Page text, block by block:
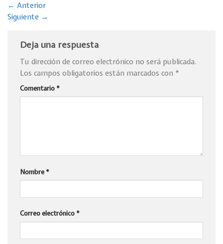
← Anterior
Siguiente →
Deja una respuesta
Tu dirección de correo electrónico no será publicada.
Los campos obligatorios están marcados con *
Comentario *
Nombre *
Correo electrónico *